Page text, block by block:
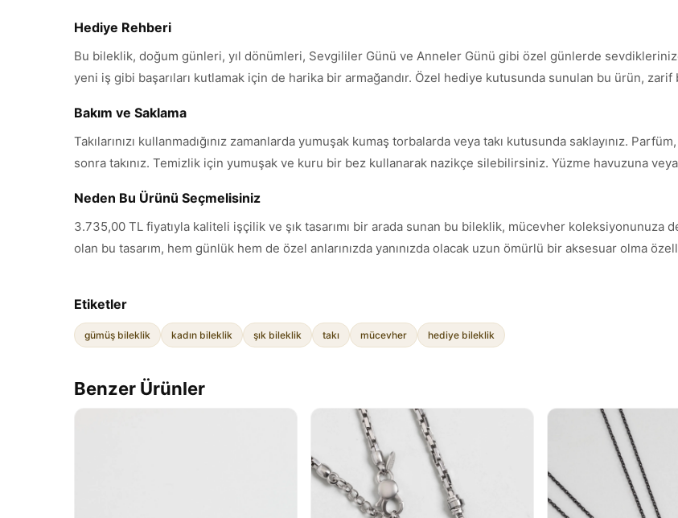
Hediye Rehberi
Bu bileklik, doğum günleri, yıl dönümleri, Sevgililer Günü ve Anneler Günü gibi özel günlerde
yeni iş gibi başarıları kutlamak için de harika bir armağandır. Özel hediye kutusunda sunulan bu ürün,
Bakım ve Saklama
Takılarınızı kullanmadığınız zamanlarda yumuşak kumaş torbalarda veya takı kutusunda saklayınız.
sonra takınız. Temizlik için yumuşak ve kuru bir bez kullanarak nazikçe silebilirsiniz. Yüzme havuzuna veya
Neden Bu Ürünü Seçmelisiniz
3.735,00 TL fiyatıyla kaliteli işçilik ve şık tasarımı bir arada sunan bu bileklik, mücevher koleksiyonunuza
olan bu tasarım, hem günlük hem de özel anlarınızda yanınızda olacak uzun ömürlü bir aksesuar olma
Etiketler
gümüş bileklik kadın bileklik şık bileklik takı mücevher hediye bileklik
Benzer Ürünler